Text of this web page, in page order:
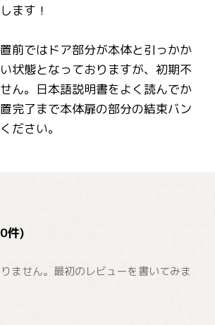
ます！
置前ではドア部分が本体と引っかか
状態となっておりますが、初期不
ん。日本語説明書をよく読んでか
完了まで本体扉の部分の結束バン
ださい。
0件)
ません。最初のレビューを書いてみま